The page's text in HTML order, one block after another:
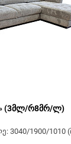
(3მლ/რ8მრ/ლ)
3040/1900/1010